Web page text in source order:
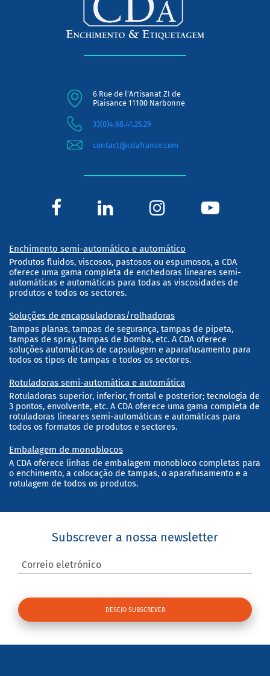
6 Rue de l'Artisanat ZI de
Plaisance 11100 Narbonne
33(0)4.68.41.25.29
contact@cdafrance.com
Enchimento semi-automático e automático
Produtos fluidos, viscosos, pastosos ou espumosos, a CDA
oferece uma gama completa de enchedoras lineares semi-
automáticas e automáticas para todas as viscosidades de
produtos e todos os sectores.
Soluções de encapsuladoras/rolhadoras
Tampas planas, tampas de segurança, tampas de pipeta,
tampas de spray, tampas de bomba, etc. A CDA oferece
soluções automáticas de capsulagem e aparafusamento para
todos os tipos de tampas e todos os sectores.
Rotuladoras semi-automática e automática
Rotuladoras superior, inferior, frontal e posterior; tecnologia de
3 pontos, envolvente, etc. A CDA oferece uma gama completa de
rotuladoras lineares semi-automáticas e automáticas para
todos os formatos de produtos e sectores.
Embalagem de monoblocos
A CDA oferece linhas de embalagem monobloco completas para
o enchimento, a colocação de tampas, o aparafusamento e a
rotulagem de todos os produtos.
Subscrever a nossa newsletter
Correio eletrónico